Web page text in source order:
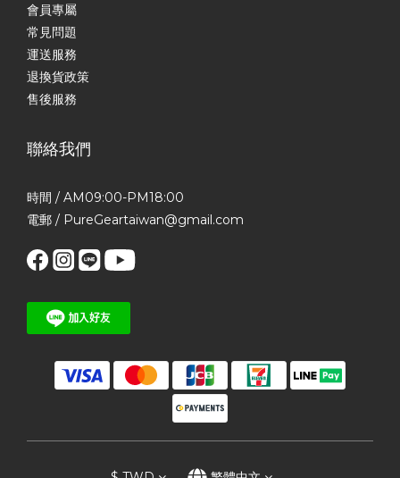
會員專屬
常見問題
運送服務
退換貨政策
售後服務
聯絡我們
時間 / AM09:00-PM18:00
電郵 / PureGeartaiwan@gmail.com